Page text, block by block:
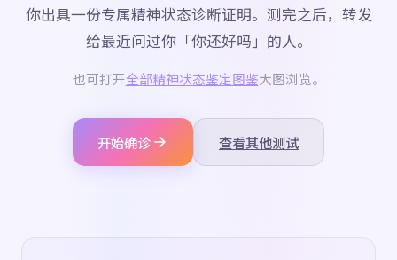
你出具一份专属精神状态诊断证明。测完之后，转发
给最近问过你「你还好吗」的人。
也可打开全部精神状态鉴定图鉴大图浏览。
开始确诊 查看其他测试